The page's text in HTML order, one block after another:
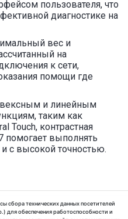
сбора технических данных посетителей
для обеспечения работоспособности и
пользователя, что
диагностике на
вес и
на
к сети,
помощи где
и линейным
таким как
Touch, контрастная
помогает выполнять
с высокой точностью.